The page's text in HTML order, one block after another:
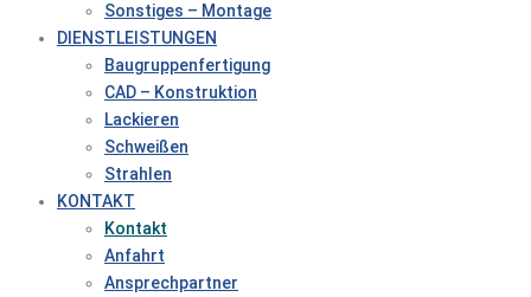
Sonstiges – Montage
DIENSTLEISTUNGEN
Baugruppenfertigung
CAD – Konstruktion
Lackieren
Schweißen
Strahlen
KONTAKT
Kontakt
Anfahrt
Ansprechpartner